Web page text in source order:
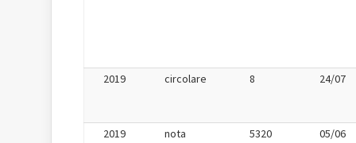
2019 circolare 8 24/07
2019 nota 5320 05/06